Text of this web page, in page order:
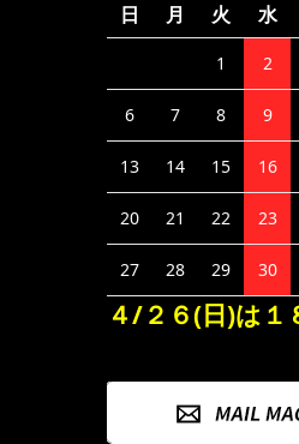
日
月 火 水
1 2
6 7 8 9
13 14 15 16
20 21 22 23
27 28 29 30
４/２６(日)は１